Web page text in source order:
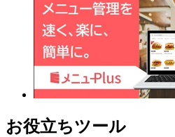
お役立ちツール